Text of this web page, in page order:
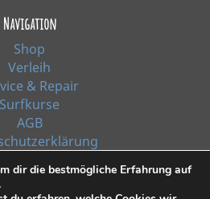
Navigation
Shop
Verleih
& Repair
Surfkurse
AGB
dir die bestmögliche Erfahrung auf